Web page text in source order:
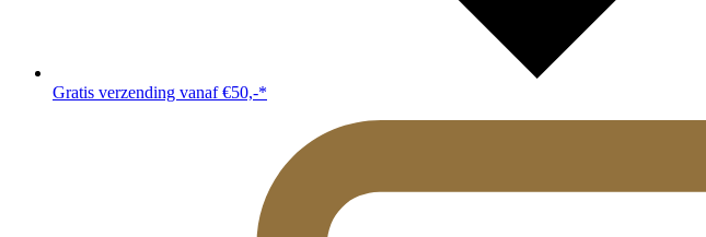
Gratis verzending vanaf €50,-*